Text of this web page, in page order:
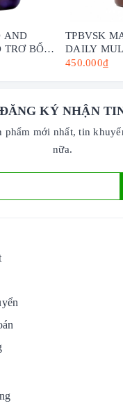
AND
TRỢ BỔ
(30
TPBVSK
DAILY
WITH
450.000₫
ĐĂNG KÝ NHẬN
phẩm mới nhất, tin
nữa.